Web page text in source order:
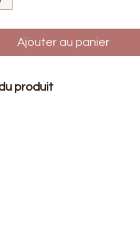
Ajouter au panier
produit